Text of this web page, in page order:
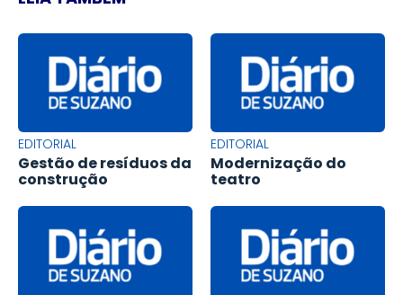
EDITORIAL
Gestão de resíduos da
construção
EDITORIAL
Modernização do
teatro